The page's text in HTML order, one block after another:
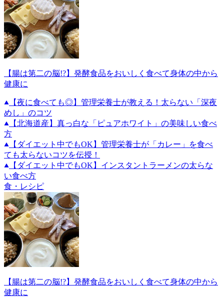
【腸は第二の脳!?】発酵食品をおいしく食べて身体の中から
健康に
【夜に食べても◎】管理栄養士が教える！太らない「深夜
めし」のコツ
【北海道産】真っ白な「ピュアホワイト」の美味しい食べ
方
【ダイエット中でもOK】管理栄養士が「カレー」を食べ
ても太らないコツを伝授！
【ダイエット中でもOK】インスタントラーメンの太らな
い食べ方
食・レシピ
【腸は第二の脳!?】発酵食品をおいしく食べて身体の中から
健康に